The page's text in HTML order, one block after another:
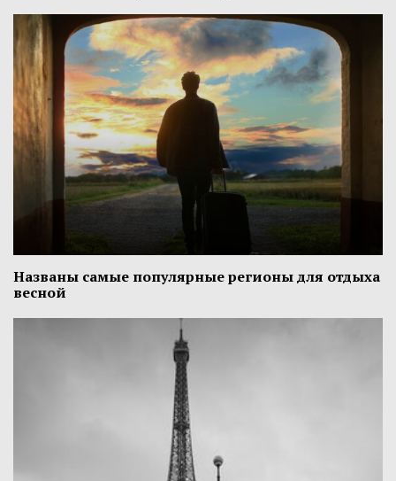
Названы самые популярные регионы для отдыха
весной